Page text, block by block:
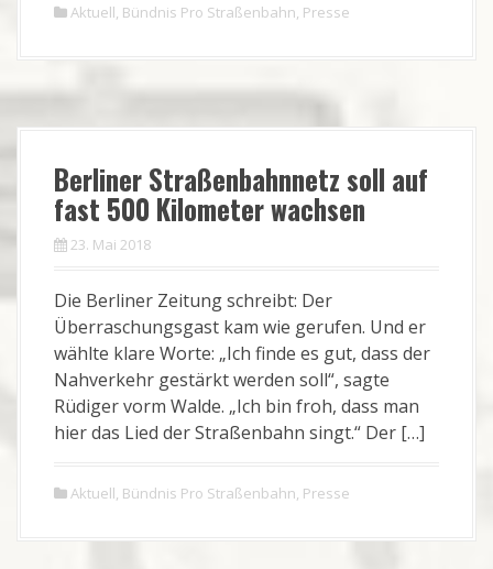
Aktuell, Bündnis Pro Straßenbahn, Presse
Berliner Straßenbahnnetz soll auf
fast 500 Kilometer wachsen
23. Mai 2018
Die Berliner Zeitung schreibt: Der
Überraschungsgast kam wie gerufen. Und er
wählte klare Worte: „Ich finde es gut, dass der
Nahverkehr gestärkt werden soll“, sagte
Rüdiger vorm Walde. „Ich bin froh, dass man
hier das Lied der Straßenbahn singt.“ Der […]
Aktuell, Bündnis Pro Straßenbahn, Presse